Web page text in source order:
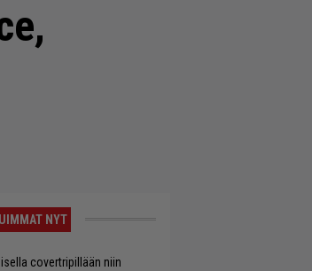
NYT
covertripillään niin